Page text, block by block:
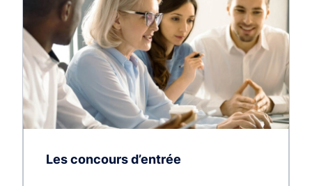
Les concours d’entrée